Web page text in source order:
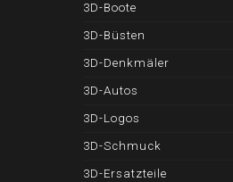
3D-Boote
3D-Büsten
3D-Denkmäler
3D-Autos
3D-Logos
3D-Schmuck
3D-Ersatzteile